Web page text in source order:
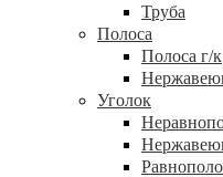
Труба
Полоса
Полоса г/к
Уголок